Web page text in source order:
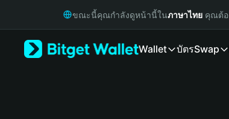
Русский
ขณะนี้คุณกำลังดูหน้านี้ในภาษาไทย คุณต้อ
Wallet บัตรSwap